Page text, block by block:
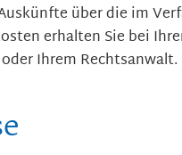
über die im
erhalten Sie bei
Ihrem Rechtsanwalt.